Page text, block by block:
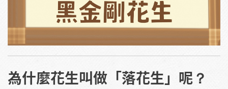
為什麼花生叫做「落花生」呢？